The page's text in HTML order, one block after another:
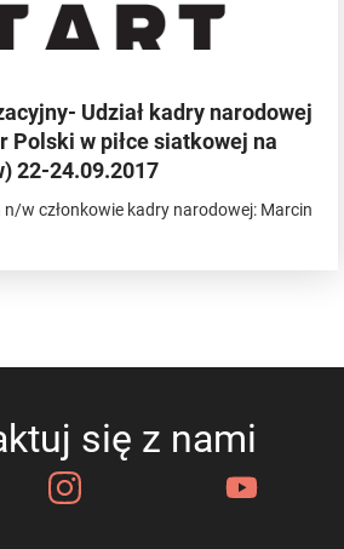
Udział kadry narodowej
Polski w piłce siatkowej na
22-24.09.2017
w członkowie kadry narodowej: Marcin
się z nami